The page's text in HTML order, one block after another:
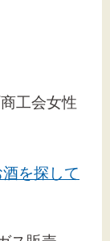
商工会女性
を探して